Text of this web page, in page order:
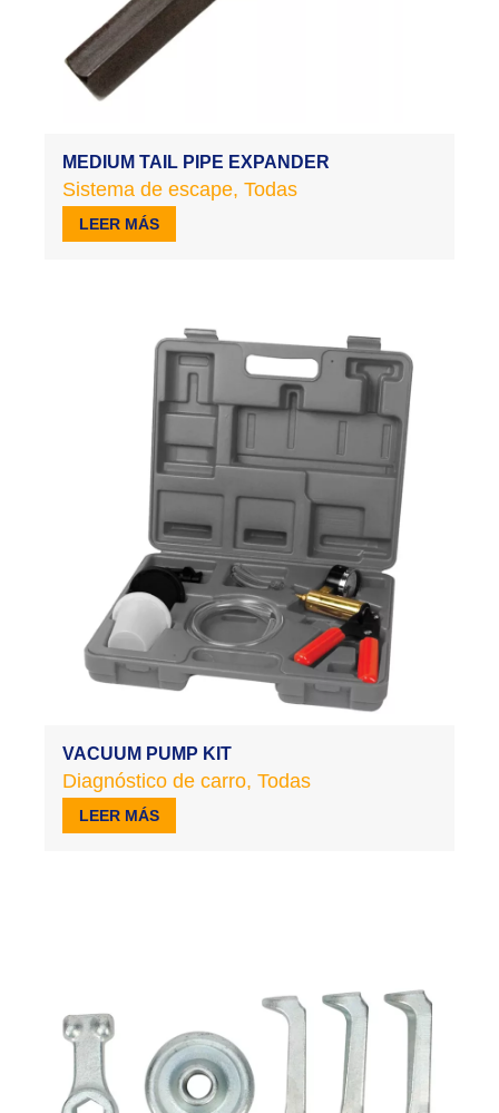
MEDIUM TAIL PIPE EXPANDER
Sistema de escape, Todas
LEER MÁS
VACUUM PUMP KIT
Diagnóstico de carro, Todas
LEER MÁS